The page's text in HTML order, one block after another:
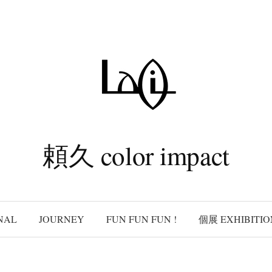
頼久 color impact
JOURNEY FUN FUN FUN ! 個展